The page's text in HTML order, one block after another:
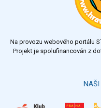
Na provozu webového portálu
Projekt je spolufinancován z
NAŠI